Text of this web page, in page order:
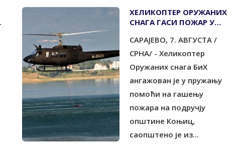
ХЕЛИКОПТЕР ОРУЖАНИХ
СНАГА ГАСИ ПОЖАР У
САРАЈЕВО, 7. АВГУСТА /
СРНА/ - Хеликоптер
Оружаних снага БиХ
ангажован је у пружању
помоћи на гашењу
пожара на подручју
општине Коњиц,
саопштено је из...